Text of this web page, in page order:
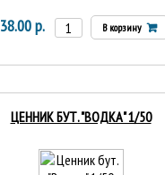
38.00 р. В корзину
ЦЕННИК БУТ. "ВОДКА" 1/50